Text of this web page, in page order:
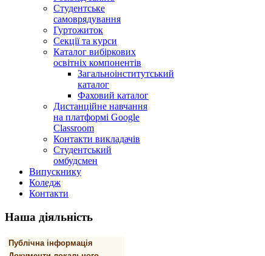
Студентське
самоврядування
Гуртожиток
Секції та курси
Каталог вибіркових
освітніх компонентів
Загальноінститутський
каталог
Фаховий каталог
Дистанційне навчання
на платформі Google
Classroom
Контакти викладачів
Студентський
омбудсмен
Випускнику
Коледж
Контакти
Наша діяльність
Публічна інформація